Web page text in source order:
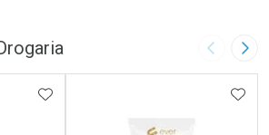
Imagem
ADICIONAR AOS FAVORITOS